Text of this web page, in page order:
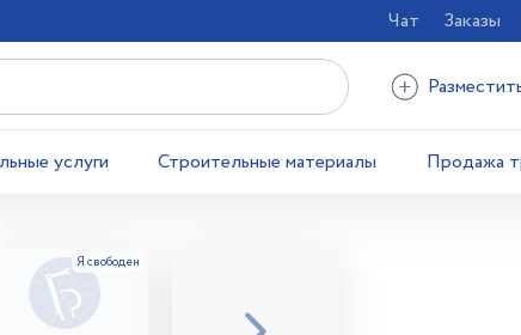
Чат Заказы
услуги Строительные материалы Продажа